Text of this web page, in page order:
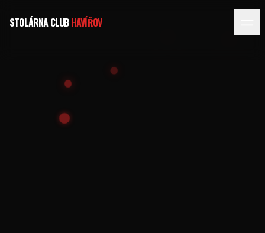
STOLÁRNA CLUBHAVÍŘOV